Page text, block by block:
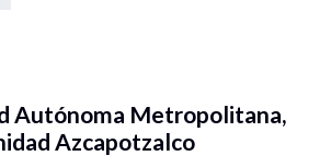
Autónoma Metropolitana,
Azcapotzalco